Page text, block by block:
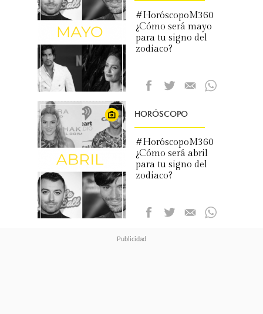
#HoróscopoM360
¿Cómo será mayo
para tu signo del
zodiaco?
HORÓSCOPO
#HoróscopoM360
¿Cómo será abril
para tu signo del
zodiaco?